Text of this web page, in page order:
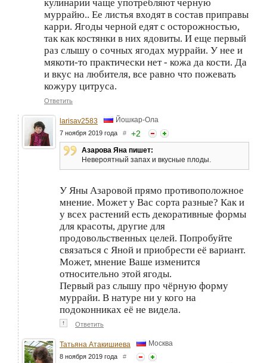
кулинарии чаще употребляют черную
муррайю.. Ее листья входят в состав приправы
карри. Ягоды черной едят с осторожностью,
так как костянки в них ядовиты. И еще первый
раз слышу о сочных ягодах муррайи. У нее и
мякоти-то практически нет - кожа да кости. Да
и вкус на любителя, все равно что пожевать
кожуру цитруса.
Ответить
larisav2583 Йошкар-Ола
7 ноября 2019 года # +2
Азарова Яна пишет:
Невероятный запах и вкусные плоды.
У Яны Азаровой прямо противоположное
мнение. Может у Вас сорта разные? Как и
у всех растений есть декоративные формы
для красоты, другие для
продовольственных целей. Попробуйте
связаться с Яной и приобрести её вариант.
Может, мнение Ваше изменится
относительно этой ягоды.
Первый раз слышу про чёрную форму
муррайи. В натуре ни у кого на
подоконниках её не видела.
↑ Ответить
Татьяна Атакишиева Москва
8 ноября 2019 года #